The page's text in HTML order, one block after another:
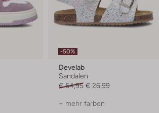
-50%
Develab
Sandalen
€ 54,95 € 26,99
+ mehr farben